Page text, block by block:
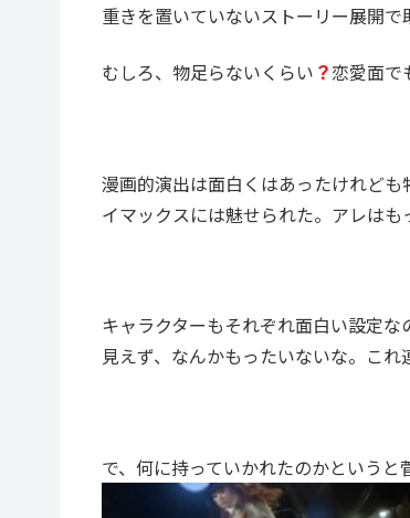
重きを置いていないストーリー展開で
むしろ、物足らないくらい ？恋愛面で
漫画的演出は面白くはあったけれど
イマックスには魅せられた。アレはも
キャラクターもそれぞれ面白い設定
見えず、なんかもったいないな。これ
で、何に持っていかれたのかというと